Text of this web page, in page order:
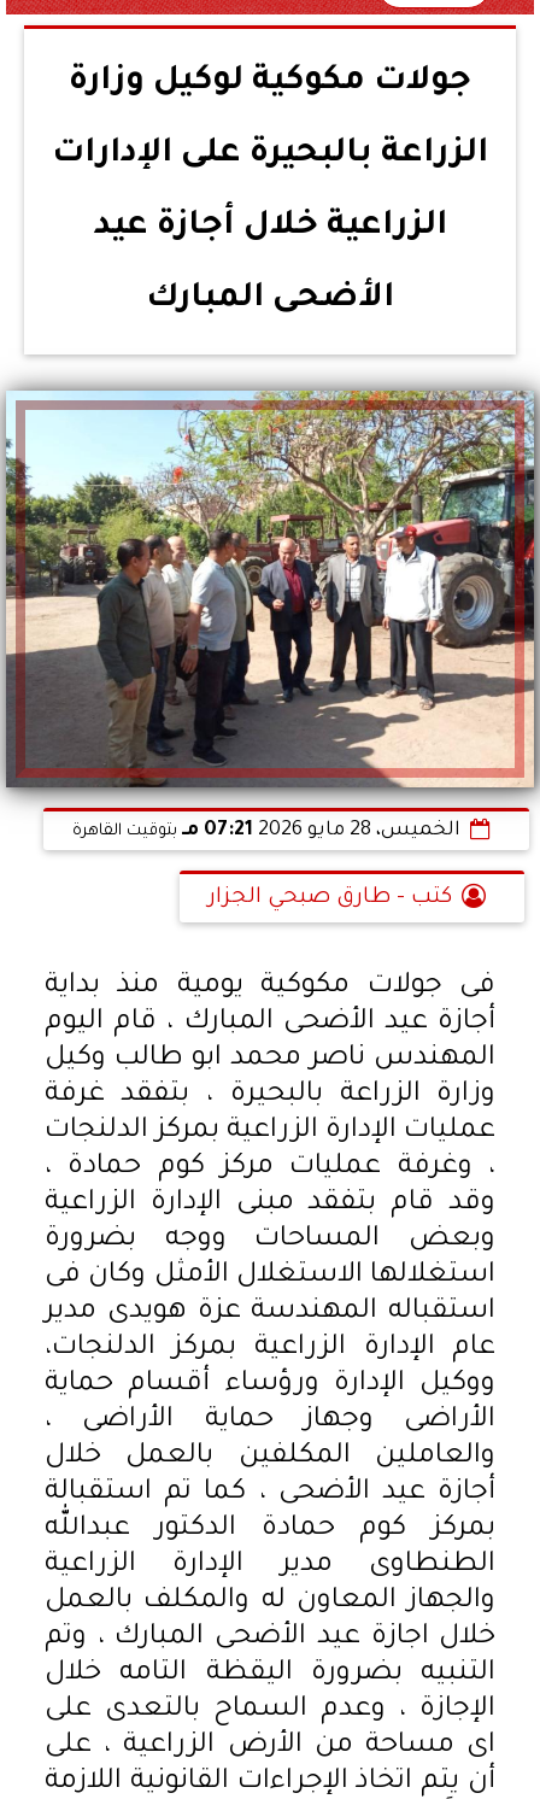
جولات مكوكية لوكيل وزارة
الزراعة بالبحيرة على الإدارات
الزراعية خلال أجازة عيد
الأضحى المبارك
الخميس، 28 مايو 2026 07:21 مـ بتوقيت القاهرة
كتب - طارق صبحي الجزار
فى جولات مكوكية يومية منذ بداية
أجازة عيد الأضحى المبارك ، قام اليوم
المهندس ناصر محمد ابو طالب وكيل
وزارة الزراعة بالبحيرة ، بتفقد غرفة
عمليات الإدارة الزراعية بمركز الدلنجات
، وغرفة عمليات مركز كوم حمادة ،
وقد قام بتفقد مبنى الإدارة الزراعية
وبعض المساحات ووجه بضرورة
استغلالها الاستغلال الأمثل وكان فى
استقباله المهندسة عزة هويدى مدير
عام الإدارة الزراعية بمركز الدلنجات،
ووكيل الإدارة ورؤساء أقسام حماية
الأراضى وجهاز حماية الأراضى ،
والعاملين المكلفين بالعمل خلال
أجازة عيد الأضحى ، كما تم استقبالة
بمركز كوم حمادة الدكتور عبدالله
الطنطاوى مدير الإدارة الزراعية
والجهاز المعاون له والمكلف بالعمل
خلال اجازة عيد الأضحى المبارك ، وتم
التنبيه بضرورة اليقظة التامه خلال
الإجازة ، وعدم السماح بالتعدى على
اى مساحة من الأرض الزراعية ، على
أن يتم اتخاذ الإجراءات القانونية اللازمة